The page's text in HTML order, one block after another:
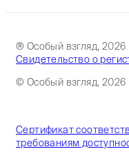
® Особый взгляд, 2026
Свидетельство о
© Особый взгляд, 2026
Сертификат
требованиям